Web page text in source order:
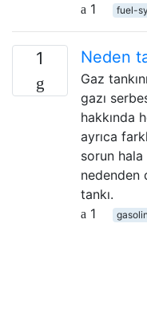
1
fuel-
1 Neden
Gaz
gazı
hakkında
ayrıca
sorun
nedenden
tankı.
1